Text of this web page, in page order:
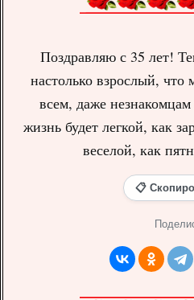
Поздравляю с 35 лет!
настолько взрослый,
всем, даже
жизнь будет легкой, как
веселой, как
📋